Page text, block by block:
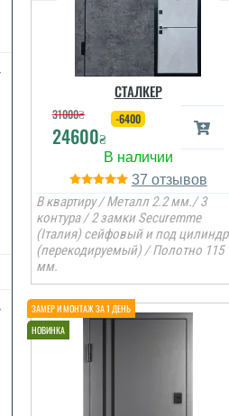
СТАЛКЕР
31000₴
24600₴
-6400
37
В квартиру / Металл 2.2 мм./ 3
контура / 2 замки Securemme
(Італия) сейфовый и под цилиндр
(перекодируемый) / Полотно 115
мм.